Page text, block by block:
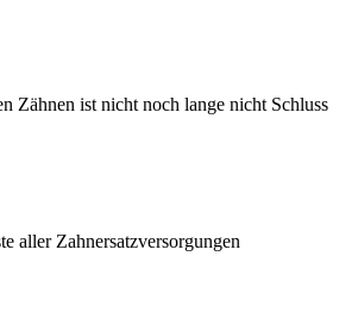
Zähnen ist nicht noch lange nicht Schluss
aller Zahnersatzversorgungen